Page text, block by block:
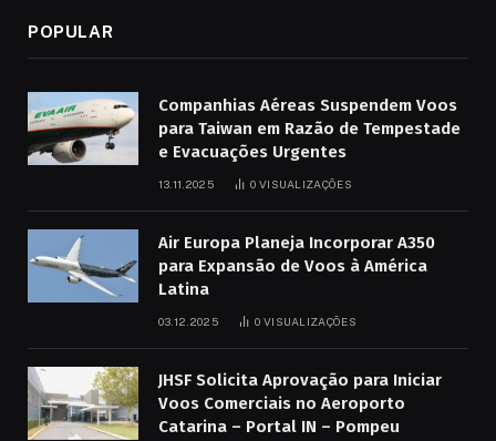
POPULAR
Companhias Aéreas Suspendem Voos
para Taiwan em Razão de Tempestade
e Evacuações Urgentes
13.11.2025 0 VISUALIZAÇÕES
Air Europa Planeja Incorporar A350
para Expansão de Voos à América
Latina
03.12.2025 0 VISUALIZAÇÕES
JHSF Solicita Aprovação para Iniciar
Voos Comerciais no Aeroporto
Catarina – Portal IN – Pompeu